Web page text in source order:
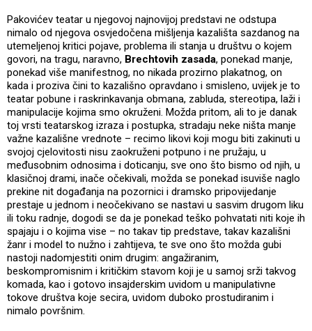
Pakovićev teatar u njegovoj najnovijoj predstavi ne odstupa
nimalo od njegova osvjedočena mišljenja kazališta sazdanog na
utemeljenoj kritici pojave, problema ili stanja u društvu o kojem
govori, na tragu, naravno, Brechtovih zasada, ponekad manje,
ponekad više manifestnog, no nikada prozirno plakatnog, on
kada i proziva čini to kazališno opravdano i smisleno, uvijek je to
teatar pobune i raskrinkavanja obmana, zabluda, stereotipa, laži i
manipulacije kojima smo okruženi. Možda pritom, ali to je danak
toj vrsti teatarskog izraza i postupka, stradaju neke ništa manje
važne kazališne vrednote – recimo likovi koji mogu biti zakinuti u
svojoj cjelovitosti nisu zaokruženi potpuno i ne pružaju, u
međusobnim odnosima i doticanju, sve ono što bismo od njih, u
klasičnoj drami, inače očekivali, možda se ponekad isuviše naglo
prekine nit događanja na pozornici i dramsko pripovijedanje
prestaje u jednom i neočekivano se nastavi u sasvim drugom liku
ili toku radnje, dogodi se da je ponekad teško pohvatati niti koje ih
spajaju i o kojima vise – no takav tip predstave, takav kazališni
žanr i model to nužno i zahtijeva, te sve ono što možda gubi
nastoji nadomjestiti onim drugim: angažiranim,
beskompromisnim i kritičkim stavom koji je u samoj srži takvog
komada, kao i gotovo insajderskim uvidom u manipulativne
tokove društva koje secira, uvidom duboko prostudiranim i
nimalo površnim.